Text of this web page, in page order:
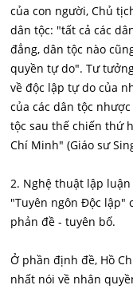
của con người, Chủ
dân tộc: "tất cả các
đẳng, dân tộc nào
quyền tự do". Tư
về độc lập tự do của
của các dân tộc
tộc sau thế chiến thứ
Chí Minh" (Giáo sư
2. Nghệ thuật lập
"Tuyên ngôn Độc lập"
phản đề - tuyên bố.
Ở phần định đề, Hồ
nhất nói về nhân